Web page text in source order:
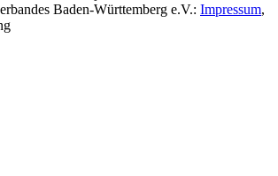
Baden-Württemberg e.V.: Impressum,